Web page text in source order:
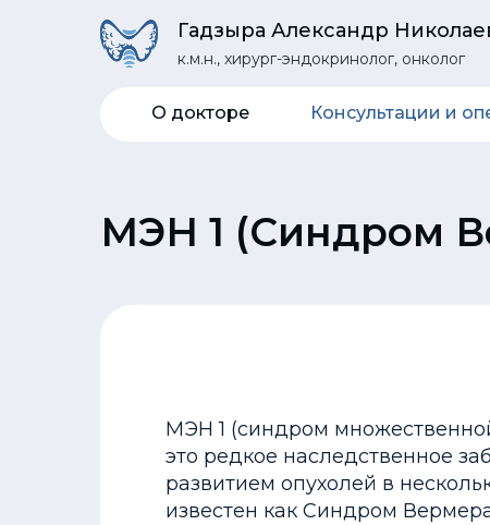
О докторе Консультации и
Гадзыра Александр
к.м.н., хирург-эндокринолог, онколог
Гадзыра Александр
к.м.н., хирург-эндокринолог, онколог
МЭН 1 (Синдром
МЭН 1 (синдром
это редкое наследственное
развитием опухолей в
известен как Синдром